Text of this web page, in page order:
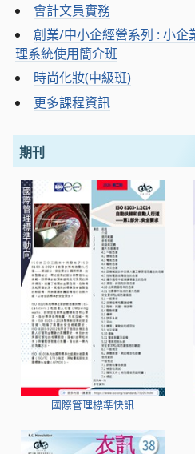
會計文員實務
創業/中小企經營系列 : 小企
理系統使用簡介班
時尚化妝(中級班)
更多課程資訊
期刊
國際管理標準快訊